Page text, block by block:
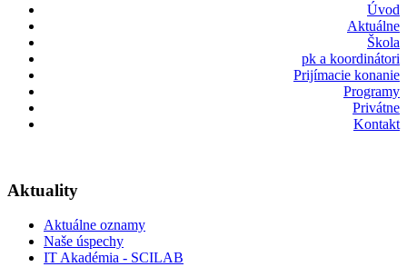
Úvod
Aktuálne
Škola
pk a koordinátori
Prijímacie konanie
Programy
Privátne
Kontakt
Aktuality
Aktuálne oznamy
Naše úspechy
IT Akadémia - SCILAB